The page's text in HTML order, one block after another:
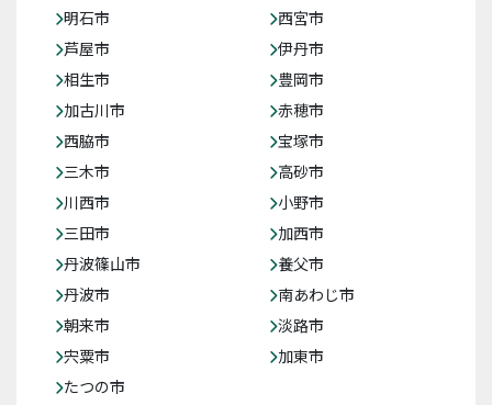
明石市
西宮市
芦屋市
伊丹市
相生市
豊岡市
加古川市
赤穂市
西脇市
宝塚市
三木市
高砂市
川西市
小野市
三田市
加西市
丹波篠山市
養父市
丹波市
南あわじ市
朝来市
淡路市
宍粟市
加東市
たつの市